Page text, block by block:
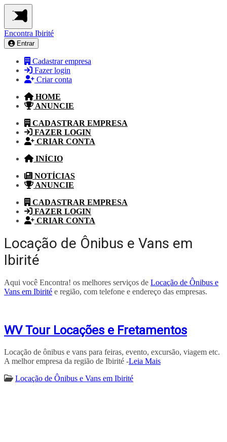
Encontra Ibirité
Entrar
Cadastrar empresa
Fazer login
Criar conta
HOME
ANUNCIE
CADASTRAR EMPRESA
FAZER LOGIN
CRIAR CONTA
INÍCIO
NOTÍCIAS
ANUNCIE
CADASTRAR EMPRESA
FAZER LOGIN
CRIAR CONTA
Locação de Ônibus e Vans em
Ibirité
Aqui você Encontra! os melhores serviços de Locação de Ônibus e
Vans em Ibirité e região, com telefone e endereço das empresas.
WV Tour Locações e Fretamentos
Locação de ônibus e vans para feiras, evento, excursão, viagem etc.
A melhor empresa da região de Ibirité -Leia Mais
Locação de Ônibus e Vans em Ibirité